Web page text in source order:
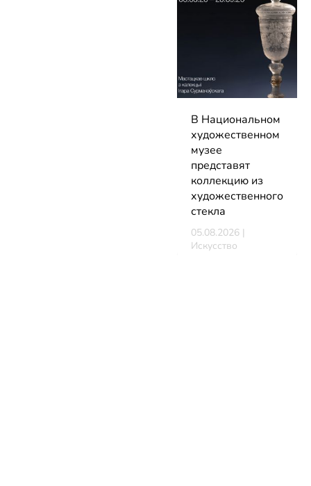
В Национальном
художественном
музее
представят
коллекцию из
художественного
стекла
05.08.2026 |
Искусство